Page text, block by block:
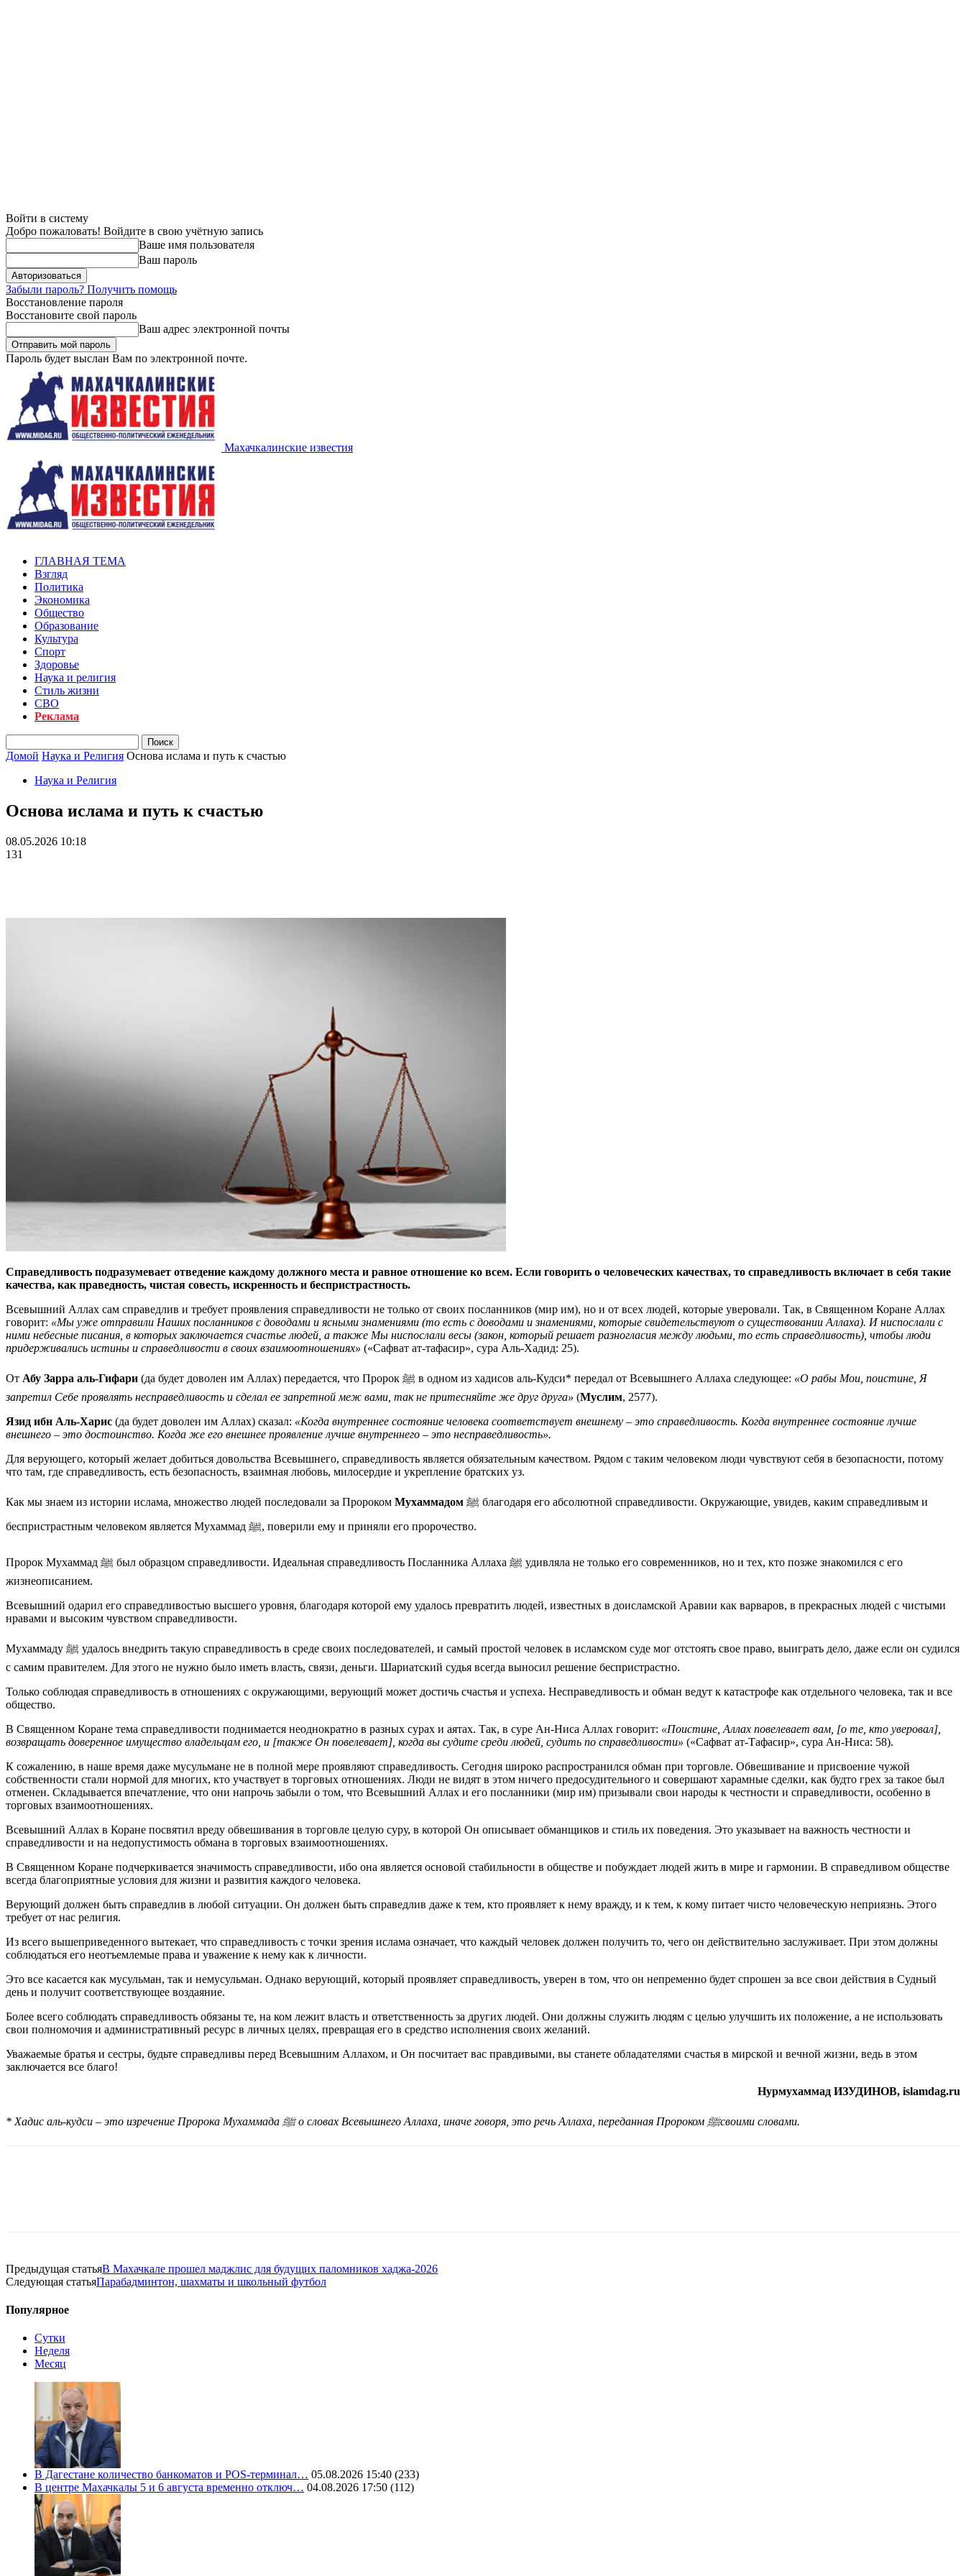
Войти в систему
Добро пожаловать! Войдите в свою учётную запись
Ваше имя пользователя
Ваш пароль
Забыли пароль? Получить помощь
Восстановление пароля
Восстановите свой пароль
Ваш адрес электронной почты
Пароль будет выслан Вам по электронной почте.
Махачкалинские известия
ГЛАВНАЯ ТЕМА
Взгляд
Политика
Экономика
Общество
Образование
Культура
Спорт
Здоровье
Наука и религия
Стиль жизни
СВО
Реклама
Домой Наука и Религия Основа ислама и путь к счастью
Наука и Религия
Основа ислама и путь к счастью
08.05.2026 10:18
131
Справедливость подразумевает отведение каждому должного места и равное отношение ко всем. Если говорить о человеческих качествах, то справедливость включает в себя такие
качества, как праведность, чистая совесть, искренность и беспристрастность.
Всевышний Аллах сам справедлив и требует проявления справедливости не только от своих посланников (мир им), но и от всех людей, которые уверовали. Так, в Священном Коране Аллах
говорит: «Мы уже отправили Наших посланников с доводами и ясными знамениями (то есть с доводами и знамениями, которые свидетельствуют о существовании Аллаха). И ниспослали с
ними небесные писания, в которых заключается счастье людей, а также Мы ниспослали весы (закон, который решает разногласия между людьми, то есть справедливость), чтобы люди
придерживались истины и справедливости в своих взаимоотношениях» («Сафват ат-тафасир», сура Аль-Хадид: 25).
От Абу Зарра аль-Гифари (да будет доволен им Аллах) передается, что Пророк ﷺ в одном из хадисов аль-Кудси* передал от Всевышнего Аллаха следующее: «О рабы Мои, поистине, Я
запретил Себе проявлять несправедливость и сделал ее запретной меж вами, так не притесняйте же друг друга» (Муслим, 2577).
Язид ибн Аль-Харис (да будет доволен им Аллах) сказал: «Когда внутреннее состояние человека соответствует внешнему – это справедливость. Когда внутреннее состояние лучше
внешнего – это достоинство. Когда же его внешнее проявление лучше внутреннего – это несправедливость».
Для верующего, который желает добиться довольства Всевышнего, справедливость является обязательным качеством. Рядом с таким человеком люди чувствуют себя в безопасности, потому
что там, где справедливость, есть безопасность, взаимная любовь, милосердие и укрепление братских уз.
Как мы знаем из истории ислама, множество людей последовали за Пророком Мухаммадом
беспристрастным человеком является Мухаммад ﷺ, поверили ему и приняли его пророчество.
Пророк Мухаммад ﷺ был образцом справедливости. Идеальная справедливость Посланника Аллаха ﷺ удивляла не только его современников, но и тех, кто позже знакомился с его
жизнеописанием.
Всевышний одарил его справедливостью высшего уровня, благодаря которой ему удалось превратить людей, известных в доисламской Аравии как варваров, в прекрасных людей с чистыми
нравами и высоким чувством справедливости.
Мухаммаду ﷺ удалось внедрить такую справедливость в среде своих последователей, и самый простой человек в исламском суде мог отстоять свое право, выиграть дело, даже если он судился
с самим правителем. Для этого не нужно было иметь власть, связи, деньги. Шариатский судья всегда выносил решение беспристрастно.
Только соблюдая справедливость в отношениях с окружающими, верующий может достичь счастья и успеха. Несправедливость и обман ведут к катастрофе как отдельного человека, так и все
общество.
В Священном Коране тема справедливости поднимается неоднократно в разных сурах и аятах. Так, в суре Ан-Ниса Аллах говорит: «Поистине, Аллах повелевает вам, [о те, кто уверовал],
возвращать доверенное имущество владельцам его, и [также Он повелевает], когда вы судите среди людей, судить по справедливости» («Сафват ат-Тафасир», сура Ан-Ниса: 58).
К сожалению, в наше время даже мусульмане не в полной мере проявляют справедливость. Сегодня широко распространился обман при торговле. Обвешивание и присвоение чужой
собственности стали нормой для многих, кто участвует в торговых отношениях. Люди не видят в этом ничего предосудительного и совершают харамные сделки, как будто грех за такое был
отменен. Складывается впечатление, что они напрочь забыли о том, что Всевышний Аллах и его посланники (мир им) призывали свои народы к честности и справедливости, особенно в
торговых взаимоотношениях.
Всевышний Аллах в Коране посвятил вреду обвешивания в торговле целую суру, в которой Он описывает обманщиков и стиль их поведения. Это указывает на важность честности и
справедливости и на недопустимость обмана в торговых взаимоотношениях.
В Священном Коране подчеркивается значимость справедливости, ибо она является основой стабильности в обществе и побуждает людей жить в мире и гармонии. В справедливом обществе
всегда благоприятные условия для жизни и развития каждого человека.
Верующий должен быть справедлив в любой ситуации. Он должен быть справедлив даже к тем, кто проявляет к нему вражду, и к тем, к кому питает чисто человеческую неприязнь. Этого
требует от нас религия.
Из всего вышеприведенного вытекает, что справедливость с точки зрения ислама означает, что каждый человек должен получить то, чего он действительно заслуживает. При этом должны
соблюдаться его неотъемлемые права и уважение к нему как к личности.
Это все касается как мусульман, так и немусульман. Однако верующий, который проявляет справедливость, уверен в том, что он непременно будет спрошен за все свои действия в Судный
день и получит соответствующее воздаяние.
Более всего соблюдать справедливость обязаны те, на ком лежит власть и ответственность за других людей. Они должны служить людям с целью улучшить их положение, а не использовать
свои полномочия и административный ресурс в личных целях, превращая его в средство исполнения своих желаний.
Уважаемые братья и сестры, будьте справедливы перед Всевышним Аллахом, и Он посчитает вас правдивыми, вы станете обладателями счастья в мирской и вечной жизни, ведь в этом
заключается все благо!
Нурмухаммад ИЗУДИНОВ, islamdag.ru
* Хадис аль-кудси – это изречение Пророка Мухаммада ﷺо словах Всевышнего Аллаха, иначе говоря, это речь Аллаха, переданная Пророком ﷺсвоими словами.
Предыдущая статьяВ Махачкале прошел маджлис для будущих паломников хаджа-2026
Следующая статьяПарабадминтон, шахматы и школьный футбол
Популярное
Сутки
Неделя
Месяц
В Дагестане количество банкоматов и POS-терминал… 05.08.2026 15:40 (233)
В центре Махачкалы 5 и 6 августа временно отключ… 04.08.2026 17:50 (112)